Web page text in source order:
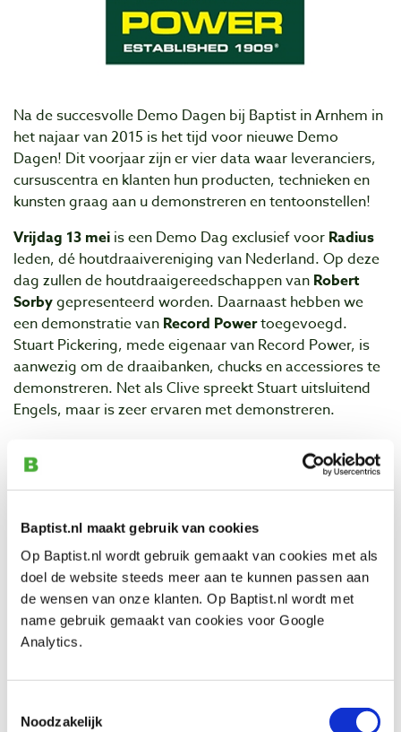
Baptist.nl maakt gebruik van cookies
Op Baptist.nl wordt gebruik gemaakt van cookies met als
doel de website steeds meer aan te kunnen passen aan
de wensen van onze klanten. Op Baptist.nl wordt met
name gebruik gemaakt van cookies voor Google
Analytics.
Noodzakelijk
Na de succesvolle Demo Dagen bij Baptist in Arnhem in
het najaar van 2015 is het tijd voor nieuwe Demo
Dagen! Dit voorjaar zijn er vier data waar leveranciers,
cursuscentra en klanten hun producten, technieken en
kunsten graag aan u demonstreren en tentoonstellen!
Vrijdag 13 mei is een Demo Dag exclusief voor Radius
leden, dé houtdraaivereniging van Nederland. Op deze
dag zullen de houtdraaigereedschappen van Robert
Sorbygepresenteerd worden. Daarnaast hebben we
een demonstratie van Record Powertoegevoegd.
Stuart Pickering, mede eigenaar van Record Power, is
aanwezig om de draaibanken, chucks en accessiores te
demonstreren. Net als Clive spreekt Stuart uitsluitend
Engels, maar is zeer ervaren met demonstreren.
Demo Dag. Deze dag wordt
wederom
vertegenwoordigd doorClive Brooks. En ookStuart
Naast houtdraaien, zal hij zich vandaag ook richten op
de andere machines, zoals de lintzaagmachines.Daan
Mugundanis houtbrander. Hij toont u deze dag graag
zijn prachtige pyrografie werk en staat open voor al uw
vragen. Ook zullenSjors van der MeerenJob Suijker
van Vers-Hout.nl aanwezig zijn. Zij werken veel met
locatie.
De demo’s worden gegeven van 10:00 tot 17:00 uur.